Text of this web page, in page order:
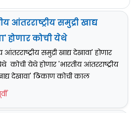
आंतरराष्ट्रीय समुद्री खाद्य
होणार कोची येथे
आंतरराष्ट्रीय समुद्री खाद्य देखावा' होणार
कोची येथे होणार 'भारतीय आंतरराष्ट्रीय
देखावा' ठिकाण कोची काल